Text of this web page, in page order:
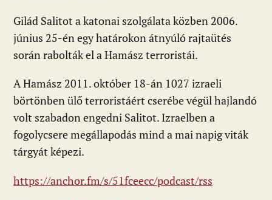
Gilád Salitot a katonai szolgálata közben 2006.
június 25-én egy határokon átnyúló rajtaütés
során rabolták el a Hamász terroristái.
A Hamász 2011. október 18-án 1027 izraeli
börtönben ülő terroristáért cserébe végül hajlandó
volt szabadon engedni Salitot. Izraelben a
fogolycsere megállapodás mind a mai napig viták
tárgyát képezi.
https://anchor.fm/s/51fceecc/podcast/rss